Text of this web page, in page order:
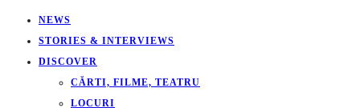
NEWS
STORIES & INTERVIEWS
DISCOVER
CĂRTI, FILME, TEATRU
LOCURI